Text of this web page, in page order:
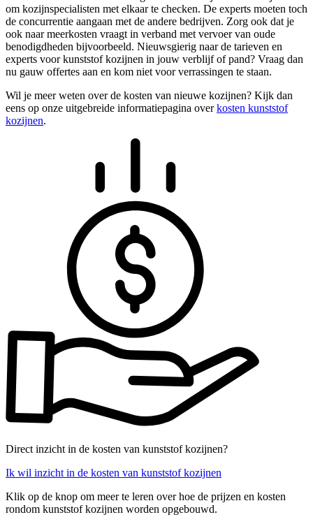
om kozijnspecialisten met elkaar te checken. De experts moeten toch
de concurrentie aangaan met de andere bedrijven. Zorg ook dat je
ook naar meerkosten vraagt in verband met vervoer van oude
benodigdheden bijvoorbeeld. Nieuwsgierig naar de tarieven en
experts voor kunststof kozijnen in jouw verblijf of pand? Vraag dan
nu gauw offertes aan en kom niet voor verrassingen te staan.
Wil je meer weten over de kosten van nieuwe kozijnen? Kijk dan
eens op onze uitgebreide informatiepagina overkosten kunststof
kozijnen.
Direct inzicht in de kosten van kunststof kozijnen?
Ik wil inzicht in de kosten van kunststof kozijnen
Klik op de knop om meer te leren over hoe de prijzen en kosten
rondom kunststof kozijnen worden opgebouwd.